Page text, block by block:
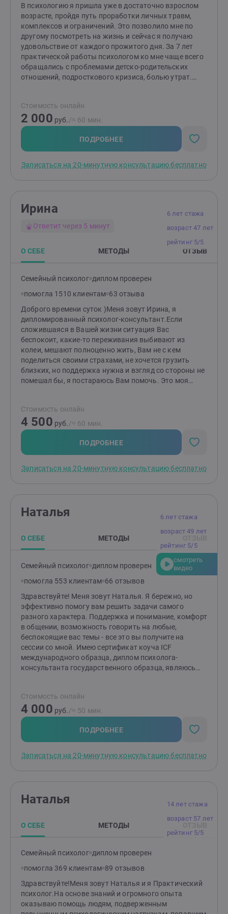
В психологию я пришла уже в достаточно взрослом
возрасте, пройдя путь проработки личных травм,
комплексов и ограничений. Это позволило мне по
другому посмотреть на жизнь и сейчас я получаю
удовольствие от каждого прожитого дня. За 7 лет
практической работы психологом ко мне чаще всего
обращались с проблемами детско-родительских
отношений, подросткового кризиса, болью утрат.
буду поделиться своими знаниями и быть полезной
тем, кто готов к изменениям!Чаще всего в работе
использую гештальт-подход.
Стоимость онлайн
2 000 руб. /≈ 60 мин.
ПОДРОБНЕЕ
Записаться на 20-минутную консультацию бесплатно
6 лет стажа
возраст 47 лет
рейтинг 5/5
Ирина
Ответит через 5 минут
О СЕБЕ МЕТОДЫ ОТЗЫВ
Семейный психолог диплом проверен
помогла 1510 клиентам 63 отзыва
Доброго времени суток )Меня зовут Ирина, я
дипломированный психолог-консультант.Если
сложившаяся в Вашей жизни ситуация Вас
беспокоит, какие-то переживания выбивают из
колеи, мешают полноценно жить, Вам не с кем
поделиться своими страхами, не хочется грузить
близких, но поддержка нужна и взгляд со стороны не
помешал бы, я постараюсь Вам помочь. Это моя
конфиденциально, бережно и безоценочно.Гармонии
Вам и Вашим близким )
Стоимость онлайн
4 500 руб. /≈ 60 мин.
ПОДРОБНЕЕ
Записаться на 20-минутную консультацию бесплатно
6 лет стажа
возраст 49 лет
рейтинг 5/5
смотреть
видео
Наталья
О СЕБЕ МЕТОДЫ
Семейный психолог диплом проверен
помогла 553 клиентам 66 отзывов
Здравствуйте! Меня зовут Наталья. Я бережно, но
эффективно помогу вам решить задачи самого
разного характера. Поддержка и понимание, комфорт
в общении, возможность говорить на любые,
беспокоящие вас темы - все это вы получите на
сессии со мной. Имею сертификат коуча ICF
международного образца, диплом психолога-
консультанта государственного образца, являюсь
консультирую пары, помогаю наладить отношения.
Работаю в полимодальном подходе, использую
техники когнитивно-поведенческой терапии,
гештальт-терапии, эмоционально-образную терапию,
трансперсональный коучинг. Постоянно продолжаю
личной терапии и прохожу супервизию. Непрерывный
Стоимость онлайн
4 000 руб. /≈ 50 мин.
ПОДРОБНЕЕ
Записаться на 20-минутную консультацию бесплатно
14 лет стажа
возраст 57 лет
рейтинг 5/5
Наталья
О СЕБЕ МЕТОДЫ
Семейный психолог диплом проверен
помогла 369 клиентам 89 отзывов
Здравствуйте!Меня зовут Наталья и я Практический
психолог.На основе знаний и огромного опыта
оказываю помощь людям, подверженным